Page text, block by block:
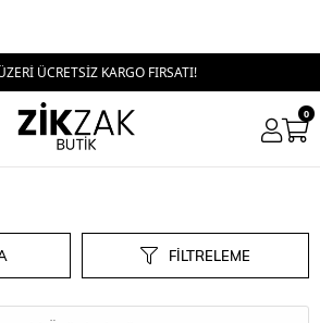
ÜCRETSİZ KARGO FIRSATI!
0
FILTRELEME